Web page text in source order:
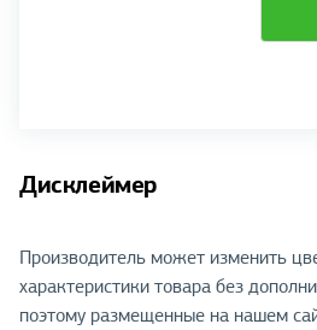
Дисклеймер
Производитель может изменить
характеристики товара без
поэтому размещенные на нашем